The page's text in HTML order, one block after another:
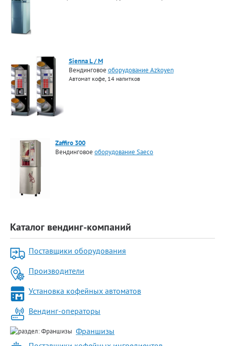
Sienna L / M
Вендинговое оборудование Azkoyen
Автомат кофе, 14 напитков
Zaffiro 300
Вендинговоеоборудование Saeco
Каталог вендинг-компаний
Поставщики оборудования
Производители
Установка кофейных автоматов
Вендинг-операторы
Франшизы